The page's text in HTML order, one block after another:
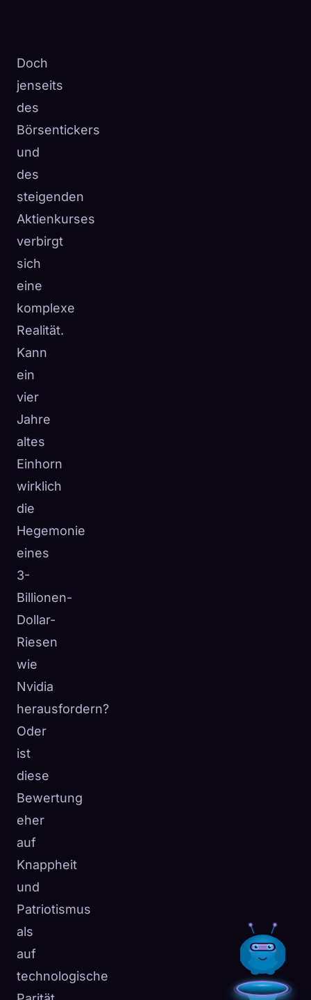
Doch
jenseits
des
Börsentickers
und
des
steigenden
Aktienkurses
verbirgt
sich
eine
komplexe
Realität.
Kann
ein
vier
Jahre
altes
Einhorn
wirklich
die
Hegemonie
eines
3-
Billionen-
Dollar-
Riesen
wie
Nvidia
herausfordern?
Oder
ist
diese
Bewertung
eher
auf
Knappheit
und
Patriotismus
als
auf
technologische